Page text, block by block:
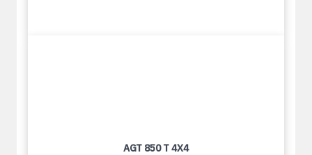
AGT 850 T 4X4